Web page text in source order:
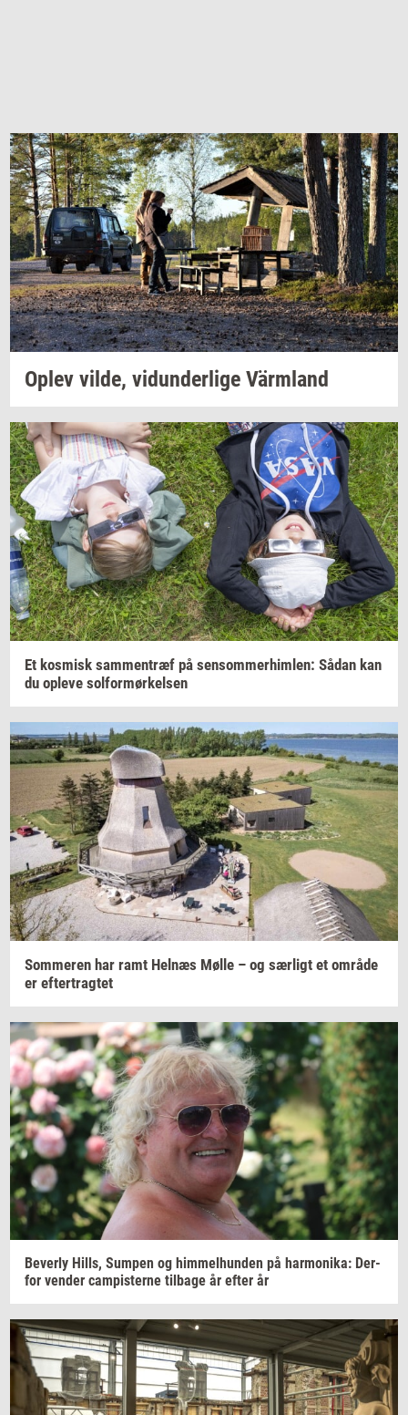
Oplev vilde, vi­dun­der­li­ge Värmland
Et kos­misk sam­men­træf på sen­som­mer­him­len: Sådan kan
du op­le­ve sol­for­mør­kel­sen
Som­me­ren har ramt Hel­næs Mølle – og sær­ligt et om­rå­de
er ef­ter­trag­tet
Be­ver­ly Hills, Sum­pen og him­mel­hund­en på har­moni­ka: Der­
for ven­der cam­pi­ster­ne til­ba­ge år efter år